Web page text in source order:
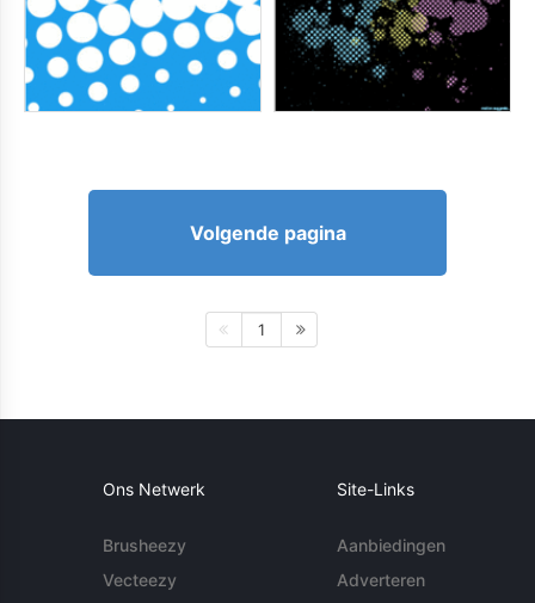
Volgende pagina
1
Ons Netwerk
Brusheezy
Vecteezy
Site-Links
Aanbiedingen
Adverteren